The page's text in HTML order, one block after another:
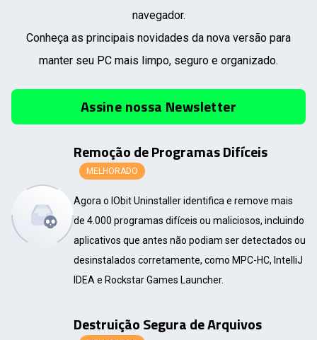
navegador.
Conheça as principais novidades da nova versão para
manter seu PC mais limpo, seguro e organizado.
Assine nossa Newsletter
Remoção de Programas Difíceis
MELHORADO
Agora o IObit Uninstaller identifica e remove mais
de 4.000 programas difíceis ou maliciosos, incluindo
aplicativos que antes não podiam ser detectados ou
desinstalados corretamente, como MPC-HC, IntelliJ
IDEA e Rockstar Games Launcher.
Destruição Segura de Arquivos